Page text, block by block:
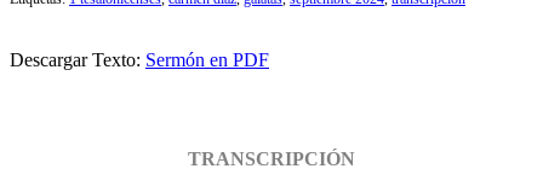
Descargar Texto: Sermón en PDF
TRANSCRIPCIÓN